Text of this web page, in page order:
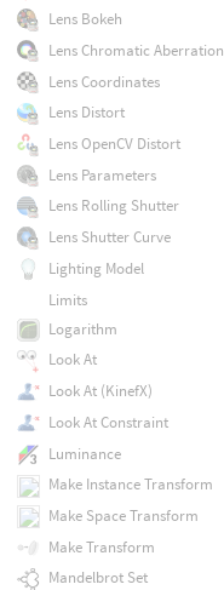
Lens Bokeh
Lens Chromatic Aberration
Lens Coordinates
Lens Distort
Lens OpenCV Distort
Lens Parameters
Lens Rolling Shutter
Lens Shutter Curve
Lighting Model
Limits
Logarithm
Look At
Look At (KinefX)
Look At Constraint
Luminance
Make Instance Transform
Make Space Transform
Make Transform
Mandelbrot Set